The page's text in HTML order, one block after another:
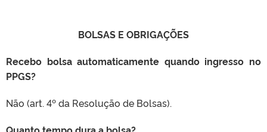
BOLSAS E OBRIGAÇÕES
Recebo bolsa automaticamente quando ingresso no
PPGS?
Não (art. 4º da Resolução de Bolsas).